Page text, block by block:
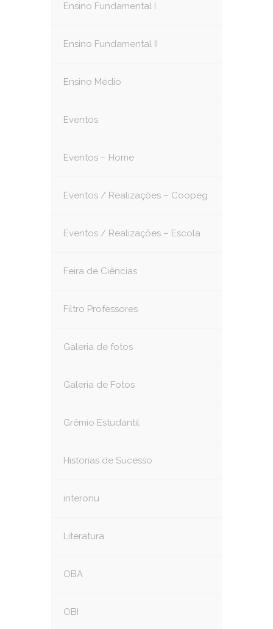
Ensino Fundamental I
Ensino Fundamental II
Ensino Médio
Eventos
Eventos – Home
Eventos / Realizações – Coopeg
Eventos / Realizações – Escola
Feira de Ciências
Filtro Professores
Galeria de fotos
Galeria de Fotos
Grêmio Estudantil
Histórias de Sucesso
interonu
Literatura
OBA
OBI